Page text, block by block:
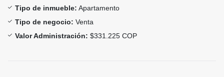
Tipo de inmueble: Apartamento
Tipo de negocio: Venta
Valor Administración: $331.225 COP